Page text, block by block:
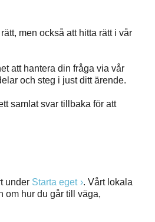
men också att hitta rätt i vår
att hantera din fråga via vår
och steg i just ditt ärende.
samlat svar tillbaka för att
under Starta eget
. Vårt lokala
om hur du går till väga,